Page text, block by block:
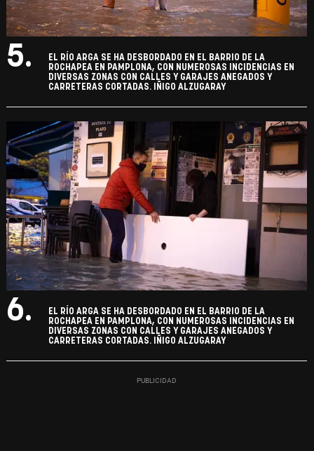
5.
EL RÍO ARGA SE HA DESBORDADO EN EL BARRIO DE LA
ROCHAPEA EN PAMPLONA, CON NUMEROSAS INCIDENCIAS EN
DIVERSAS ZONAS CON CALLES Y GARAJES ANEGADOS Y
CARRETERAS CORTADAS. IÑIGO ALZUGARAY
6.
EL RÍO ARGA SE HA DESBORDADO EN EL BARRIO DE LA
ROCHAPEA EN PAMPLONA, CON NUMEROSAS INCIDENCIAS EN
DIVERSAS ZONAS CON CALLES Y GARAJES ANEGADOS Y
CARRETERAS CORTADAS. IÑIGO ALZUGARAY